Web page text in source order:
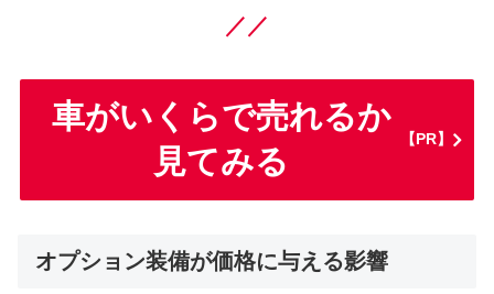
／／
車がいくらで売れるか
見てみる
【PR】
オプション装備が価格に与える影響